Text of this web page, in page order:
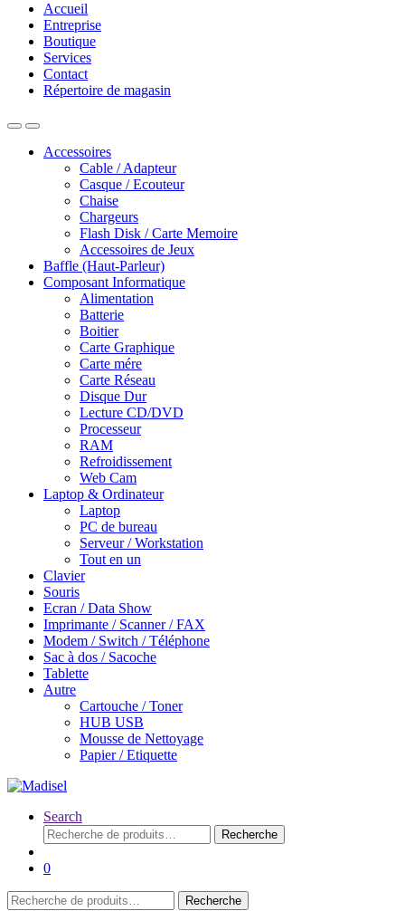
Accueil
Entreprise
Boutique
Services
Contact
Répertoire de magasin
Accessoires
Cable / Adapteur
Casque / Ecouteur
Chaise
Chargeurs
Flash Disk / Carte Memoire
Accessoires de Jeux
Baffle (Haut-Parleur)
Composant Informatique
Alimentation
Batterie
Boitier
Carte Graphique
Carte mére
Carte Réseau
Disque Dur
Lecture CD/DVD
Processeur
RAM
Refroidissement
Web Cam
Laptop & Ordinateur
Laptop
PC de bureau
Serveur / Workstation
Tout en un
Clavier
Souris
Ecran / Data Show
Imprimante / Scanner / FAX
Modem / Switch / Téléphone
Sac à dos / Sacoche
Tablette
Autre
Cartouche / Toner
HUB USB
Mousse de Nettoyage
Papier / Etiquette
Search
Recherche
pour :
Recherche
0
Recherche
Recherche